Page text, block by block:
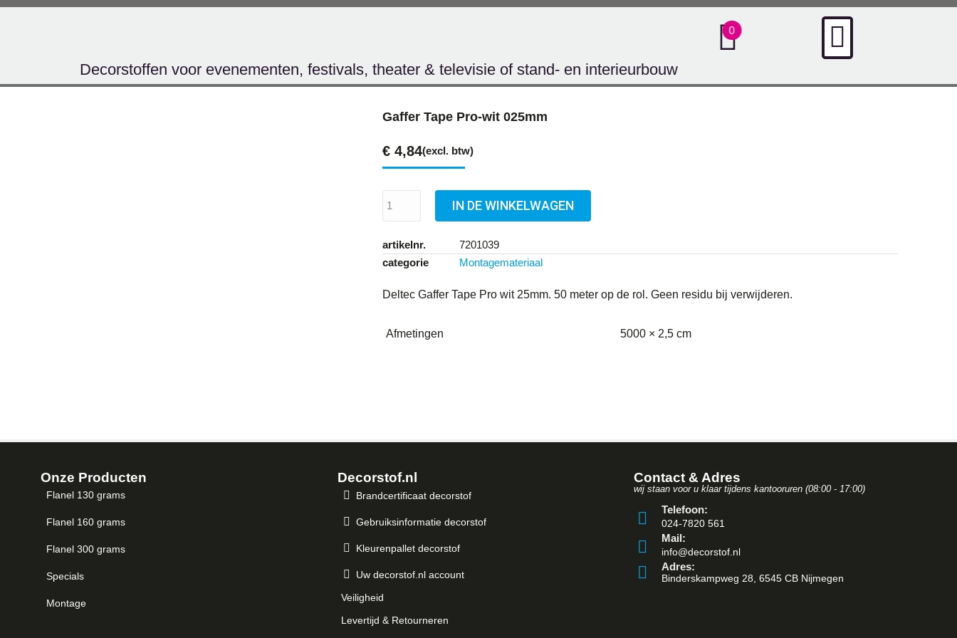
Decorstoffen voor evenementen, festivals, theater & televisie of stand- en interieurbouw
Gaffer Tape Pro-wit 025mm
€4,84(excl. btw)
IN DE WINKELWAGEN
artikelnr.
7201039
categorie
Montagemateriaal
Deltec Gaffer Tape Pro wit 25mm. 50 meter op de rol. Geen residu bij verwijderen.
Afmetingen 5000 × 2,5 cm
Onze Producten
Flanel 130 grams
Flanel 160 grams
Flanel 300 grams
Specials
Montage
Decorstof.nl
Brandcertificaat decorstof
Gebruiksinformatie decorstof
Kleurenpallet decorstof
Uw decorstof.nl account
Veiligheid
Levertijd & Retourneren
Contact & Adres
wij staan voor u klaar tijdens kantooruren (08:00 - 17:00)
Telefoon:
024-7820 561
Mail:
info@decorstof.nl
Adres:
Binderskampweg 28, 6545 CB Nijmegen